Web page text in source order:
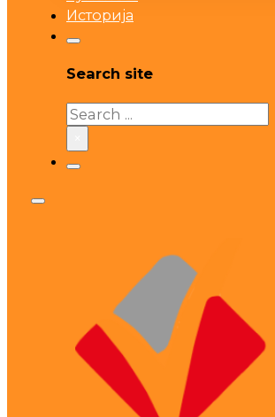
Историја
Search site
Search